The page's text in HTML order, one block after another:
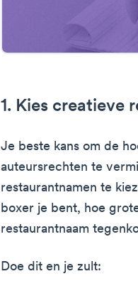
1. Kies creatieve
Je beste kans om de
auteursrechten te
restaurantnamen te
boxer je bent, hoe
restaurantnaam
Doe dit en je zult: